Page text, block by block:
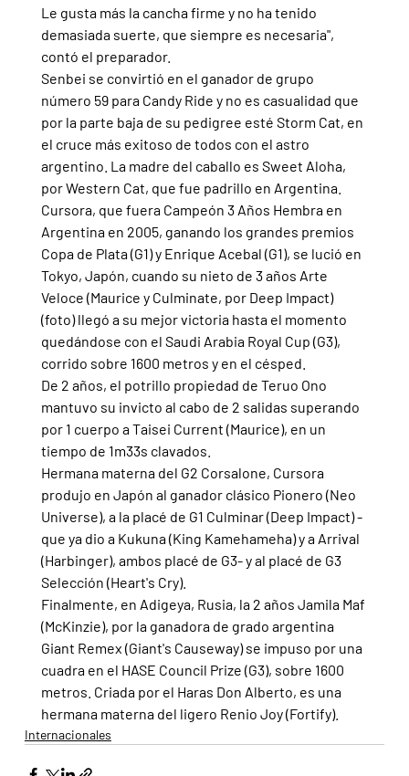
Le gusta más la cancha firme y no ha tenido
demasiada suerte, que siempre es necesaria",
contó el preparador.
Senbei se convirtió en el ganador de grupo
número 59 para Candy Ride y no es casualidad que
por la parte baja de su pedigree esté Storm Cat, en
el cruce más exitoso de todos con el astro
argentino. La madre del caballo es Sweet Aloha,
por Western Cat, que fue padrillo en Argentina.
Cursora, que fuera Campeón 3 Años Hembra en
Argentina en 2005, ganando los grandes premios
Copa de Plata (G1) y Enrique Acebal (G1), se lució en
Tokyo, Japón, cuando su nieto de 3 años Arte
Veloce (Maurice y Culminate, por Deep Impact)
(foto) llegó a su mejor victoria hasta el momento
quedándose con el Saudi Arabia Royal Cup (G3),
corrido sobre 1600 metros y en el césped.
De 2 años, el potrillo propiedad de Teruo Ono
mantuvo su invicto al cabo de 2 salidas superando
por 1 cuerpo a Taisei Current (Maurice), en un
tiempo de 1m33s clavados.
Hermana materna del G2 Corsalone, Cursora
produjo en Japón al ganador clásico Pionero (Neo
Universe), a la placé de G1 Culminar (Deep Impact) -
que ya dio a Kukuna (King Kamehameha) y a Arrival
(Harbinger), ambos placé de G3- y al placé de G3
Selección (Heart's Cry).
Finalmente, en Adigeya, Rusia, la 2 años Jamila Maf
(McKinzie), por la ganadora de grado argentina
Giant Remex (Giant's Causeway) se impuso por una
cuadra en el HASE Council Prize (G3), sobre 1600
metros. Criada por el Haras Don Alberto, es una
hermana materna del ligero Renio Joy (Fortify).
Internacionales